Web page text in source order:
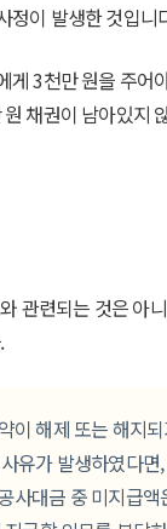
정이 발생한 것입니
게 3천만 원을 주
채권이 남아있지
관련되는 것은 아
이 해제 또는 해지
유가 발생하였다
사대금 중 미지급